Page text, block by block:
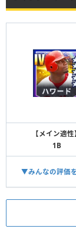
【メイン適性
1B
▼みんなの評価